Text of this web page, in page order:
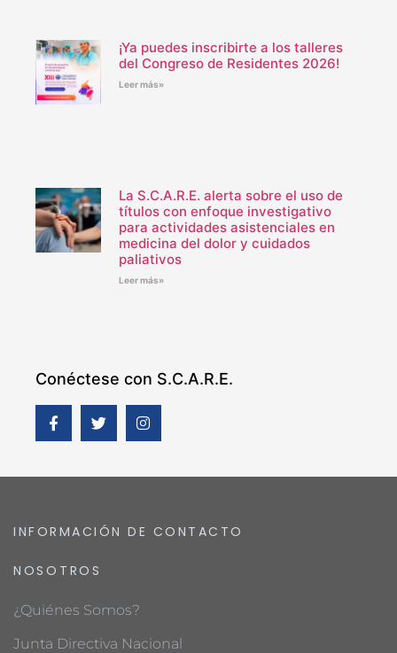
¡Ya puedes inscribirte a los talleres
del Congreso de Residentes 2026!
Leer más»
La S.C.A.R.E. alerta sobre el uso de
títulos con enfoque investigativo
para actividades asistenciales en
medicina del dolor y cuidados
paliativos
Leer más»
Conéctese con S.C.A.R.E.
INFORMACIÓN DE CONTACTO
NOSOTROS
¿Quiénes Somos?
Junta Directiva Nacional